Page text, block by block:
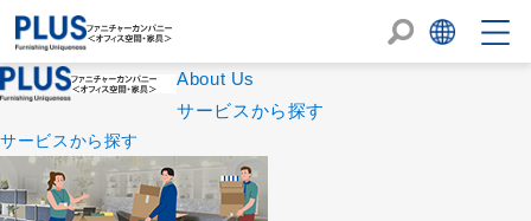
About Us
サービスから探す
サービスから探す